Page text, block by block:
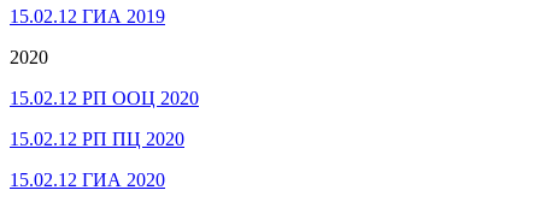
15.02.12 ГИА 2019
2020
15.02.12 РП ООЦ 2020
15.02.12 РП ПЦ 2020
15.02.12 ГИА 2020